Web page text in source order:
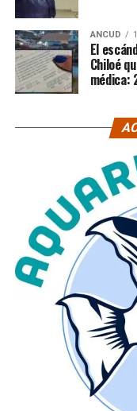
ANCUD
El
Chiloé
médica: